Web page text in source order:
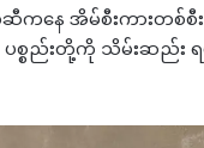
နေ အိမ်စီးကားတစ်စီး
စ္စည်းတို့ကို သိမ်းဆည်